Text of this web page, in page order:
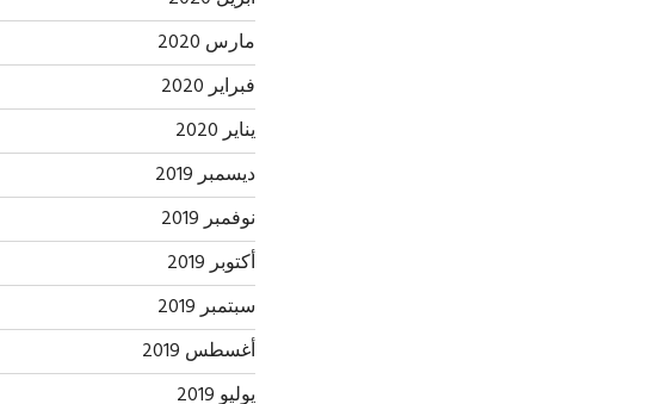
مارس 2020
فبراير 2020
يناير 2020
ديسمبر 2019
نوفمبر 2019
أكتوبر 2019
سبتمبر 2019
أغسطس 2019
يوليو 2019